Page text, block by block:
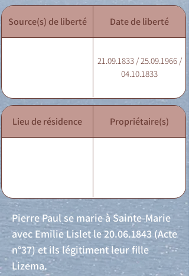
Source(s) de liberté Date de liberté
21.09.1833 / 25.09.1966 /
04.10.1833
Lieu de résidence Propriétaire(s)
Pierre Paul se marie à Sainte-Marie
avec Emilie Lislet le20.06.1843 (Acte
n°37) et ils légitiment leur fille
Lizema.